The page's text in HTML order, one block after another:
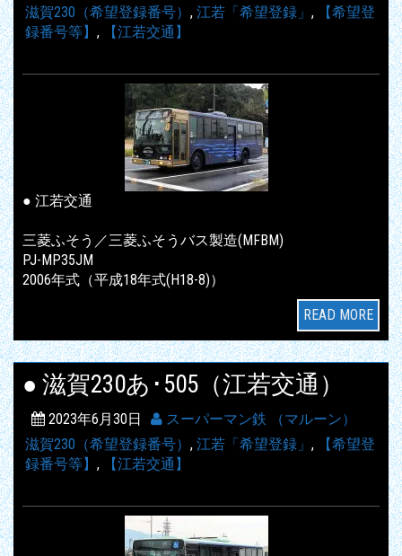
滋賀230（希望登録番号） , 江若「希望登録」 ,
【希望登
録番号等】 , 【江若交通】
● 江若交通
三菱ふそう／三菱ふそうバス製造(MFBM)
PJ-MP35JM
2006年式（平成18年式(H18-8)）
READ MORE
● 滋賀230あ･505（江若交通）
2023年6月30日
スーパーマン鉄 （マルーン）
滋賀230（希望登録番号） , 江若「希望登録」 ,
【希望登
録番号等】 , 【江若交通】